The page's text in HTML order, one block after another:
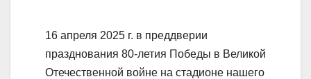
16 апреля 2025 г. в преддверии
празднования 80-летия Победы в Великой
Отечественной войне на стадионе нашего